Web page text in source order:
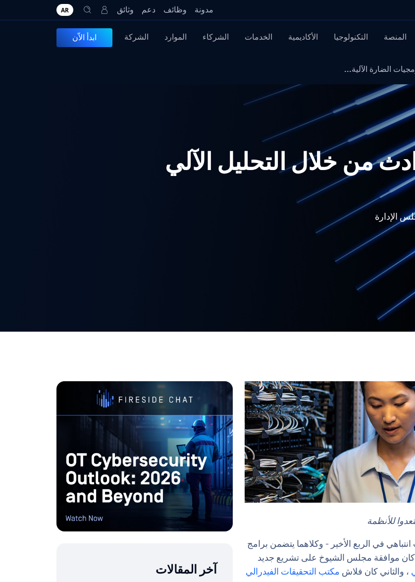
مدونة وظائف دعم وثائق AR
المنصة التكنولوجيا الأكاديمية الخدمات الشركاء الموارد الشركة ابدأ الاّن
الضارة الآلية...
من خلال التحليل الآلي
الإدارة
للأنظمة
في الربع الأخير - وكلاهما يتضمن برامج
كان موافقة مجلس الشيوخ على تشريع جديد
، والثاني كان فلاش مكتب التحقيقات الفيدرالي
آخر المقالات